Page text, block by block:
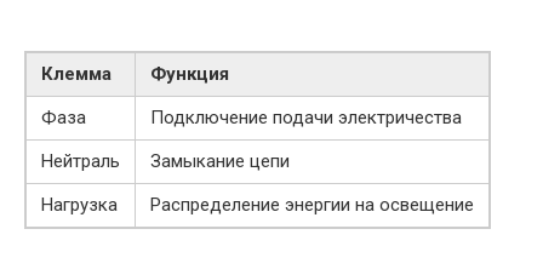
Клемма
Функция
Фаза
Подключение подачи электричества
Нейтраль
Замыкание цепи
Нагрузка
Распределение энергии на освещение